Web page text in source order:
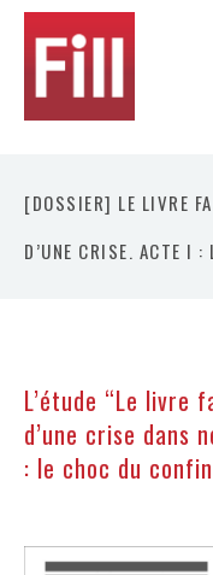
[DOSSIER] LE LIVRE
D’UNE CRISE. ACTE I :
L’étude “Le livre
d’une crise dans
: le choc du